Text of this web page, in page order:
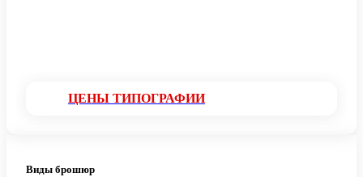
ЦЕНЫ ТИПОГРАФИИ
Виды брошюр